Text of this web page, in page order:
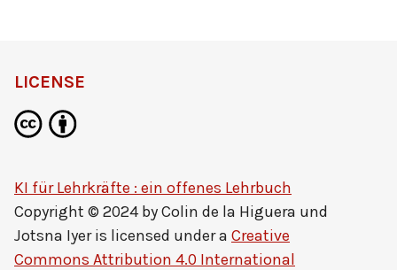
LICENSE
KI für Lehrkräfte : ein offenes Lehrbuch
Copyright © 2024 byColin de la Higuera und
Jotsna Iyeris licensed under a Creative
Commons Attribution 4.0 International